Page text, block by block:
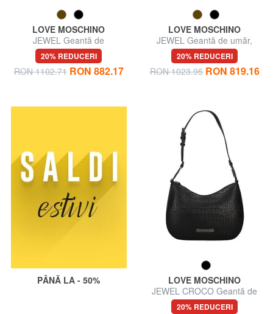
LOVE MOSCHINO
JEWEL Geantă de
cumpărături de umăr
20% REDUCERI
RON 1102.71 RON 882.17
LOVE MOSCHINO
JEWEL Geantă de umăr,
reglabilă
20% REDUCERI
RON 1023.95 RON 819.16
PÂNĂ LA - 50%
LOVE MOSCHINO
JEWEL CROCO Geantă de
umăr, reglabilă
20% REDUCERI